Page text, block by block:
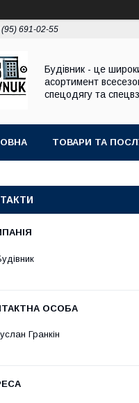
691-02-55
Будівник - це
асортимент
спецодягу та
ТОВАРИ ТА
Гранкін